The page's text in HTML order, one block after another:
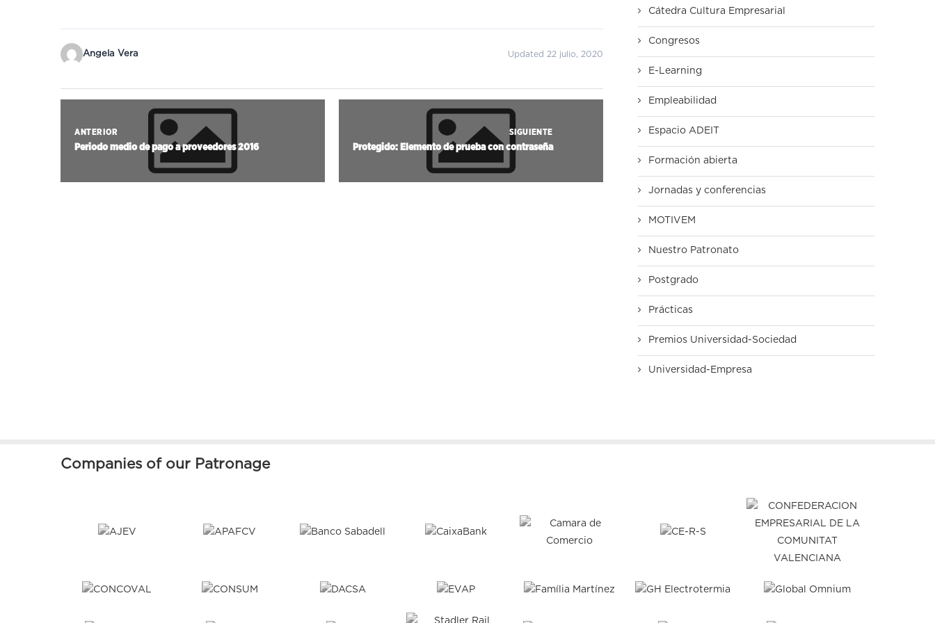
Angela Vera Updated 22 julio, 2020
ANTERIOR
Periodo medio de pago a proveedores 2016
SIGUIENTE
Protegido: Elemento de prueba con contraseña
Cátedra Cultura Empresarial
Congresos
E-Learning
Empleabilidad
Espacio ADEIT
Formación abierta
Jornadas y conferencias
MOTIVEM
Nuestro Patronato
Postgrado
Prácticas
Premios Universidad-Sociedad
Universidad-Empresa
Companies of our Patronage